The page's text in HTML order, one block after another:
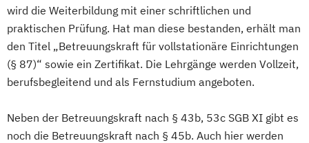
wird die Weiterbildung mit einer schriftlichen und
praktischen Prüfung. Hat man diese bestanden, erhält man
den Titel „Betreuungskraft für vollstationäre Einrichtungen
(§ 87)“ sowie ein Zertifikat. Die Lehrgänge werden Vollzeit,
berufsbegleitend und als Fernstudium angeboten.
Neben der Betreuungskraft nach § 43b, 53c SGB XI gibt es
noch die Betreuungskraft nach § 45b. Auch hier werden